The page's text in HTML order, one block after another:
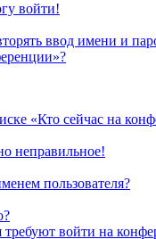
войти!
ввод имени и
«Кто сейчас на
неправильное!
пользователя?
требуют войти на